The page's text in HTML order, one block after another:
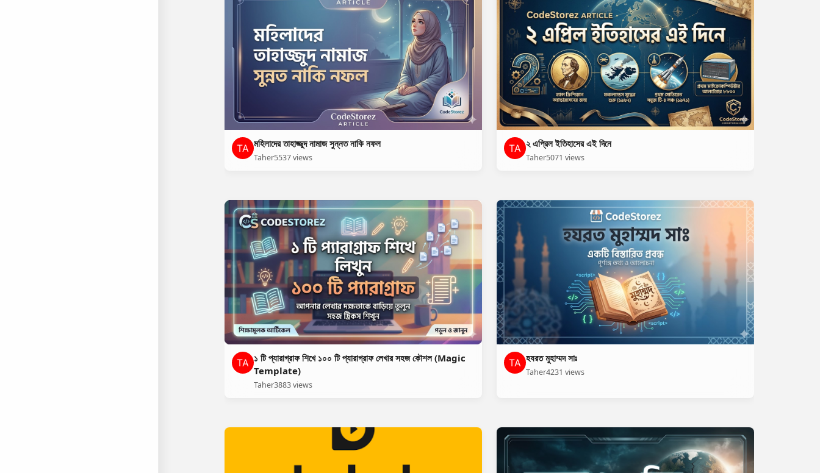
মহিলাদের তাহাজ্জুদ নামাজ সুন্নত নাকি নফল
Taher5537 views
২ এপ্রিল ইতিহাসের এই দিনে
Taher5071 views
১ টি প্যারাগ্রাফ শিখে ১০০ টি প্যারাগ্রাফ লেখার সহজ কৌশল (Magic
Template)
Taher3883 views
হযরত মুহাম্মদ সাঃ
Taher4231 views